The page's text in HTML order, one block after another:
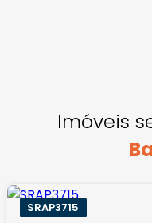
Imóveis
SRAP3715